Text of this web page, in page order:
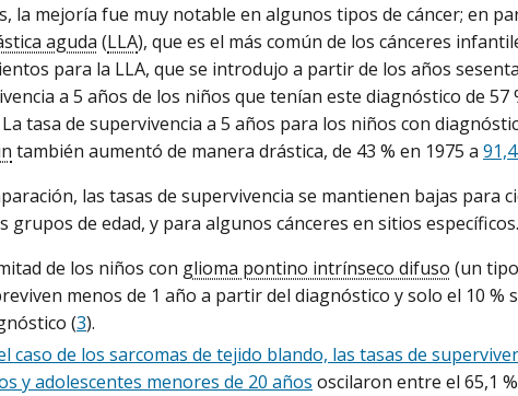
la mejoría fue muy notable en algunos tipos de cáncer; en
aguda (LLA), que es el más común de los cánceres
para la LLA, que se introdujo a partir de los años
a 5 años de los niños que tenían este diagnóstico de 57
La tasa de supervivencia a 5 años para los niños con
también aumentó de manera drástica, de 43 % en 1975 a
las tasas de supervivencia se mantienen bajas para
grupos de edad, y para algunos cánceres en sitios
de los niños con glioma pontino intrínseco difuso (un
menos de 1 año a partir del diagnóstico y solo el 10 %
(3).
caso de los sarcomas de tejido blando, las tasas de
y adolescentes menores de 20 años oscilaron entre el 65,1